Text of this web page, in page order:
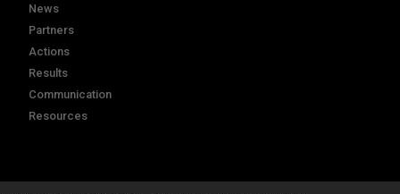
News
Partners
Actions
Results
Communication
Resources